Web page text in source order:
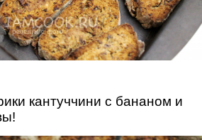
кантуччини с бананом и